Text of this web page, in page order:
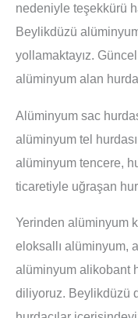
nedeniyle teşekkürü
Beylikdüzü
yollamaktayız.
alüminyum alan
Alüminyum sac
alüminyum tel
alüminyum tencere,
ticaretiyle uğraşan
Yerinden alüminyum
eloksallı alüminyum,
alüminyum alikobant
diliyoruz. Beylikdüzü